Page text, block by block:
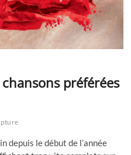
préférées
depuis le début de l’année